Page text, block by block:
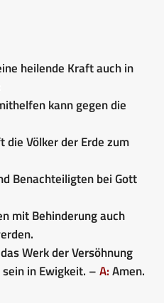
heilende Kraft auch in
kann gegen die
die Völker der Erde zum
Benachteiligten bei Gott
mit Behinderung auch
Werk der Versöhnung
in Ewigkeit. –A:Amen.